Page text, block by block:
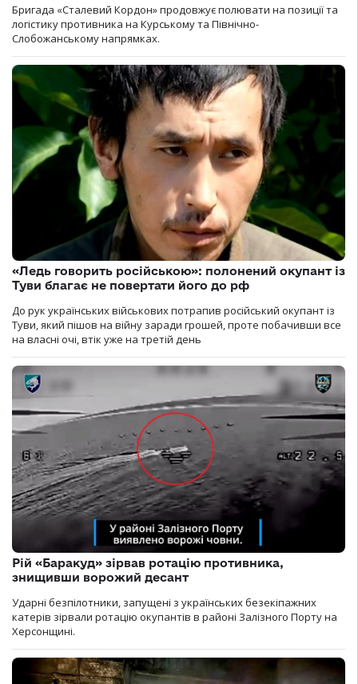
Бригада «Сталевий Кордон» продовжує полювати на позиції та
логістику противника на Курському та Північно-
Слобожанському напрямках.
«Ледь говорить російською»: полонений окупант із
Туви благає не повертати його до рф
До рук українських військових потрапив російський окупант із
Туви, який пішов на війну заради грошей, проте побачивши все
на власні очі, втік уже на третій день
Рій «Баракуд» зірвав ротацію противника,
знищивши ворожий десант
Ударні безпілотники, запущені з українських безекіпажних
катерів зірвали ротацію окупантів в районі Залізного Порту на
Херсонщині.